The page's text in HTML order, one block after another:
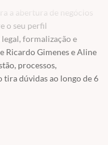
a abertura de negócios
o seu perfil
formalização e
Ricardo Gimenes e Aline
processos,
tira dúvidas ao longo de 6
que vivem o